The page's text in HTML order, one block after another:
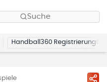
Suche
Handball360 Registrierung